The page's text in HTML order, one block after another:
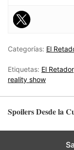
Categorías: El
Etiquetas: El Retador
reality show
Spoilers Desde la